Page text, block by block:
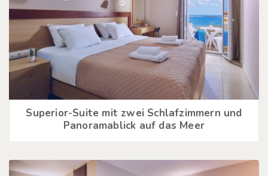
Superior-Suite mit zwei Schlafzimmern und
Panoramablick auf das Meer